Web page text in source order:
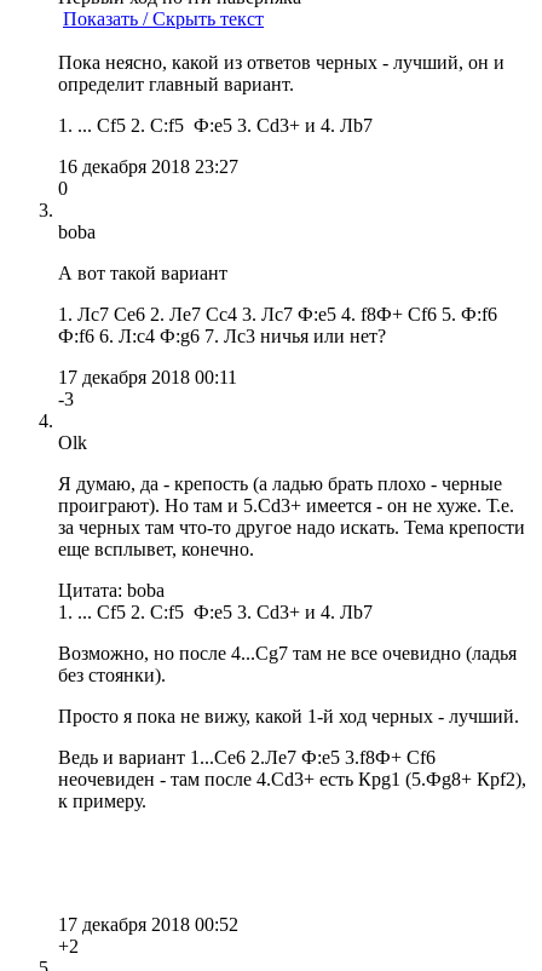
Показать / Скрыть текст
Пока неясно, какой из ответов черных - лучший, он и
определит главный вариант.
1. ... Cf5 2. C:f5 Ф:e5 3. Сd3+ и 4. Лb7
16 декабря 2018 23:27
0
boba
А вот такой вариант
1. Лc7 Ce6 2. Лe7 Сс4 3. Лc7 Ф:e5 4. f8Ф+ Cf6 5. Ф:f6
Ф:f6 6. Л:c4 Ф:g6 7. Лc3 ничья или нет?
17 декабря 2018 00:11
-3
Olk
Я думаю, да - крепость (а ладью брать плохо - черные
проиграют). Но там и 5.Сd3+ имеется - он не хуже. Т.е.
за черных там что-то другое надо искать. Тема крепости
еще всплывет, конечно.
Цитата: boba
1. ... Cf5 2. C:f5 Ф:e5 3. Сd3+ и 4. Лb7
Возможно, но после 4...Сg7 там не все очевидно (ладья
без стоянки).
Просто я пока не вижу, какой 1-й ход черных - лучший.
Ведь и вариант 1...Сe6 2.Лe7 Ф:e5 3.f8Ф+ Сf6
неочевиден - там после 4.Сd3+ есть Крg1 (5.Фg8+ Крf2),
к примеру.
17 декабря 2018 00:52
+2